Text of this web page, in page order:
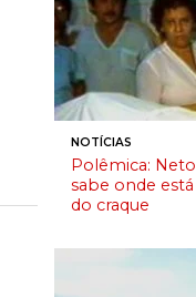
NOTÍCIAS
Polêmica:
sabe onde
do craque